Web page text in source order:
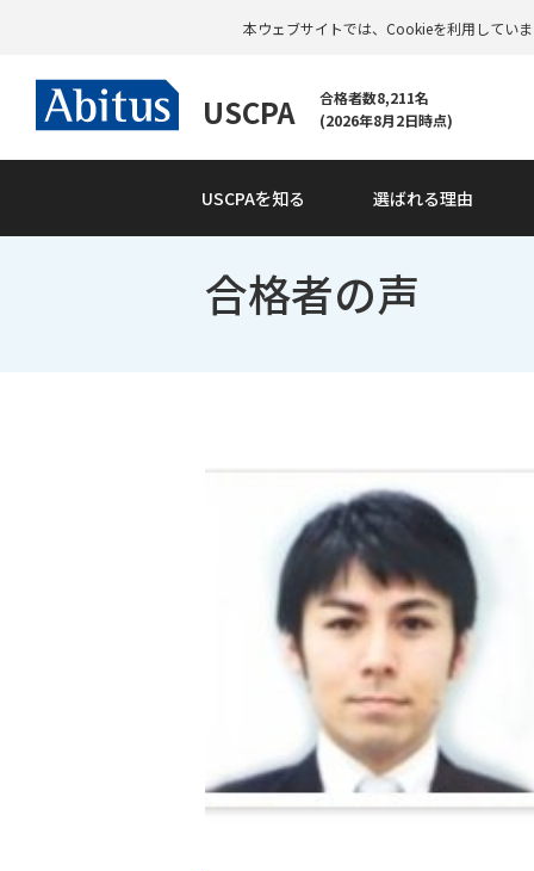
本ウェブサイトでは、Cookieを利用してい
USCPA
合格者数8,211名
(2026年8月2日時点)
USCPAを知る 選ばれる理由
合格者の声